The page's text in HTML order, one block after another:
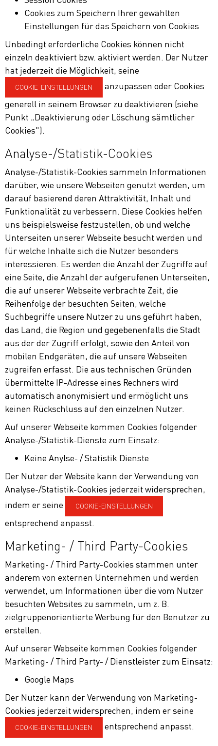
Cookies zum Speichern Ihrer gewählten
Einstellungen für das Speichern von Cookies
Unbedingt erforderliche Cookies können nicht
einzeln deaktiviert bzw. aktiviert werden. Der Nutzer
hat jederzeit die Möglichkeit, seine
COOKIE-EINSTELLUNGEN
anzupassen oder Cookies
generell in seinem Browser zu deaktivieren (siehe
Punkt „Deaktivierung oder Löschung sämtlicher
Cookies").
Analyse-/Statistik-Cookies
Analyse-/Statistik-Cookies sammeln Informationen
darüber, wie unsere Webseiten genutzt werden, um
darauf basierend deren Attraktivität, Inhalt und
Funktionalität zu verbessern. Diese Cookies helfen
uns beispielsweise festzustellen, ob und welche
Unterseiten unserer Webseite besucht werden und
für welche Inhalte sich die Nutzer besonders
interessieren. Es werden die Anzahl der Zugriffe auf
eine Seite, die Anzahl der aufgerufenen Unterseiten,
die auf unserer Webseite verbrachte Zeit, die
Reihenfolge der besuchten Seiten, welche
Suchbegriffe unsere Nutzer zu uns geführt haben,
das Land, die Region und gegebenenfalls die Stadt
aus der der Zugriff erfolgt, sowie den Anteil von
mobilen Endgeräten, die auf unsere Webseiten
zugreifen erfasst. Die aus technischen Gründen
übermittelte IP-Adresse eines Rechners wird
automatisch anonymisiert und ermöglicht uns
keinen Rückschluss auf den einzelnen Nutzer.
Auf unserer Webseite kommen Cookies folgender
Analyse-/Statistik-Dienste zum Einsatz:
Keine Anylse- / Statistik Dienste
Der Nutzer der Website kann der Verwendung von
Analyse-/Statistik-Cookies jederzeit widersprechen,
indem er seine
COOKIE-EINSTELLUNGEN
entsprechend anpasst.
Marketing- / Third Party-Cookies
Marketing- / Third Party-Cookies stammen unter
anderem von externen Unternehmen und werden
verwendet, um Informationen über die vom Nutzer
besuchten Websites zu sammeln, um z. B.
zielgruppenorientierte Werbung für den Benutzer zu
erstellen.
Auf unserer Webseite kommen Cookies folgender
Marketing- / Third Party- / Dienstleister zum Einsatz:
Google Maps
Der Nutzer kann der Verwendung von Marketing-
Cookies jederzeit widersprechen, indem er seine
COOKIE-EINSTELLUNGEN entsprechend anpasst.